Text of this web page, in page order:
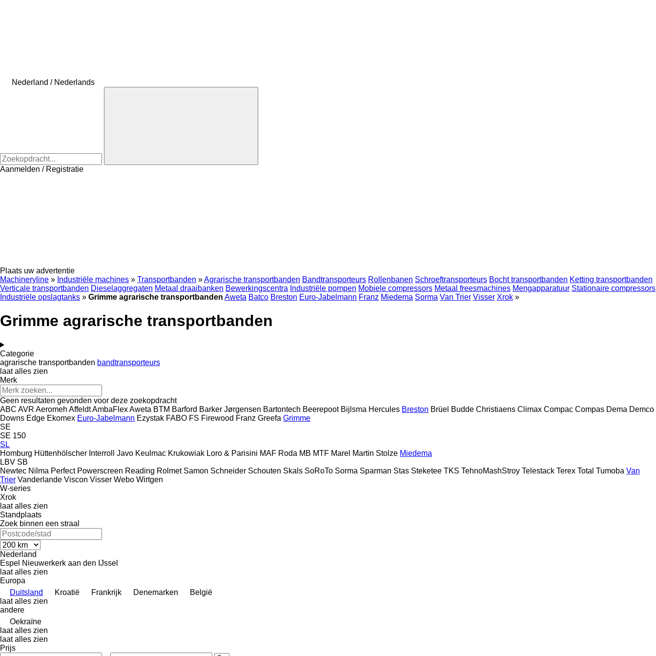
Nederland / Nederlands
Aanmelden / Registratie
Plaats uw advertentie
Machineryline » Industriële machines » Transportbanden »Agrarische transportbanden Bandtransporteurs Rollenbanen Schroeftransporteurs Bocht transportbanden Ketting transportbanden
Verticale transportbanden Dieselaggregaten Metaal draaibanken Bewerkingscentra Industriële pompen Mobiele compressors Metaal freesmachines Mengapparatuur Stationaire compressors
Industriële opslagtanks » Grimme agrarische transportbanden Aweta Batco Breston Euro-Jabelmann Franz Miedema Sorma Van Trier Visser Xrok »
Grimme agrarische transportbanden
Categorie
agrarische transportbanden bandtransporteurs
laat alles zien
Merk
Geen resultaten gevonden voor deze zoekopdracht
ABC AVR Aeromeh AffeldtAmbaFlexAweta BTM Barford Barker Jørgensen Bartontech Beerepoot Bijlsma Hercules Breston Brüel Budde Christiaens Climax Compac Compas Dema Demco
Downs Edge Ekomex Euro-Jabelmann Ezystak FABO FS Firewood Franz Greefa Grimme
SE
SE 150
SL
Homburg Hüttenhölscher Interroll Javo Keulmac Krukowiak Loro & Parisini MAF Roda MB MTF Marel Martin Stolze Miedema
LBV SB
Newtec Nilma Perfect Powerscreen Reading Rolmet Samon Schneider Schouten Skals SoRoTo Sorma Sparman Stas Steketee TKS TehnoMashStroy Telestack Terex Total Tumoba Van
Trier Vanderlande Viscon Visser Webo Wirtgen
W-series
Xrok
laat alles zien
Standplaats
Zoek binnen een straal
Nederland
Espel Nieuwerkerk aan den IJssel
laat alles zien
Europa
Duitsland
Kroatië Frankrijk Denemarken
België
laat alles zien
andere
Oekraïne
laat alles zien
laat alles zien
Prijs